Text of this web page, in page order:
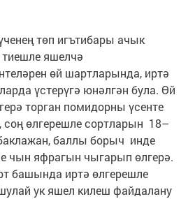
төп игътибары ачык
яшелчә
өй шартларында, иртә
үстерүгә юнәлгән була. Өй
торган помидорны үсенте
өлгерешле сортларын 18–
баллы борыч инде
чын яфрагын чыгарып өлгерә.
башында иртә өлгерешле
ук яшел килеш файдалану